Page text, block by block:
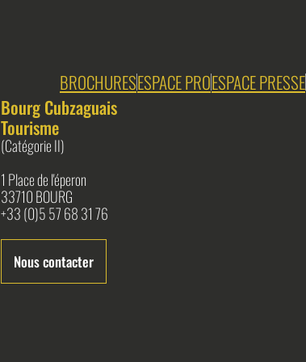
BROCHURESESPACE PROESPACE PRESSE
Bourg Cubzaguais
Tourisme
(Catégorie II)
1 Place de l'éperon
33710 BOURG
+33 (0)5 57 68 31 76
Nous contacter